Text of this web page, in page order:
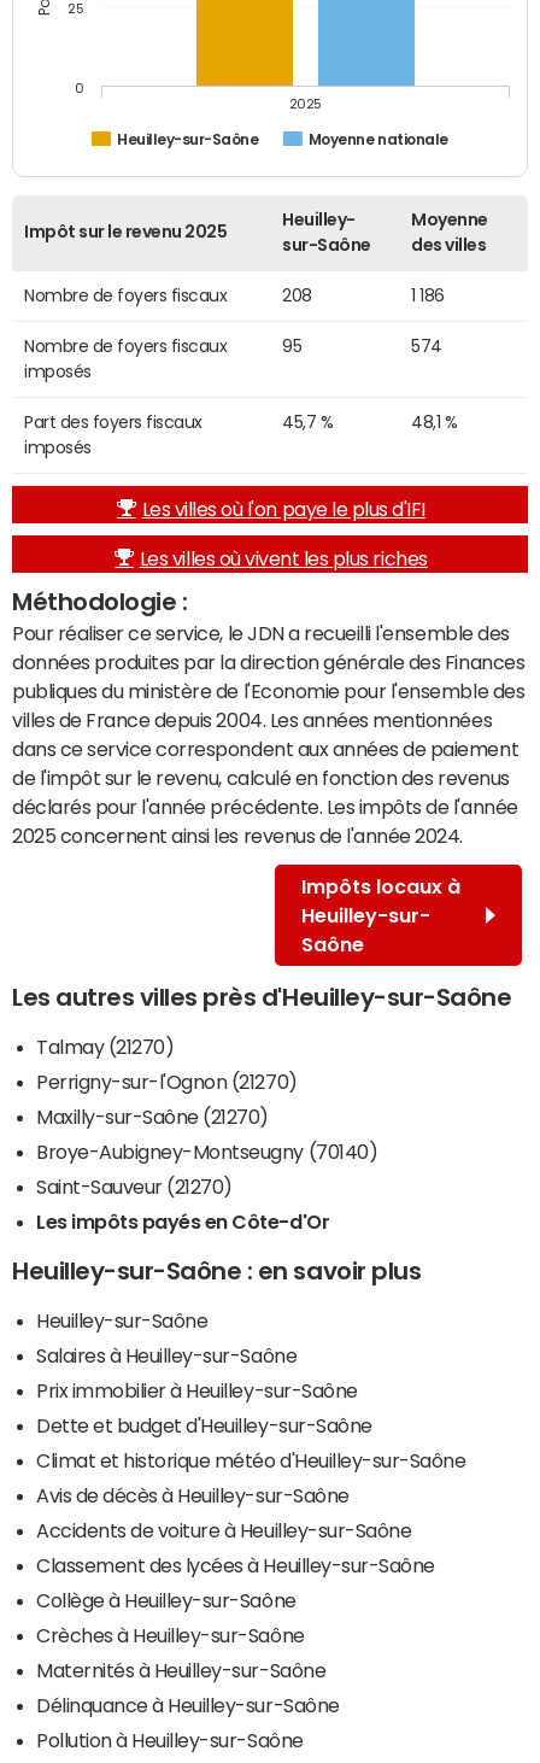
Heuilley-sur-Saône Moyenne nationale
2025
0
25
Impôt sur le revenu 2025
Heuilley-
sur-Saône
Moyenne
des villes
Nombre de foyers fiscaux 208 1 186
Nombre de foyers fiscaux
imposés
95 574
Part des foyers fiscaux
imposés
45,7 % 48,1 %
Les villes où l'on paye le plus d'IFI
Les villes où vivent les plus riches
Méthodologie :
Pour réaliser ce service, le JDN a recueilli l'ensemble des
données produites par la direction générale des Finances
publiques du ministère de l'Economie pour l'ensemble des
villes de France depuis 2004. Les années mentionnées
dans ce service correspondent aux années de paiement
de l'impôt sur le revenu, calculé en fonction des revenus
déclarés pour l'année précédente. Les impôts de l'année
2025 concernent ainsi les revenus de l'année 2024.
Impôts locaux à
Heuilley-sur-
Saône
Les autres villes près d'Heuilley-sur-Saône
Talmay (21270)
Perrigny-sur-l'Ognon (21270)
Maxilly-sur-Saône (21270)
Broye-Aubigney-Montseugny (70140)
Saint-Sauveur (21270)
Les impôts payés en Côte-d'Or
Heuilley-sur-Saône : en savoir plus
Heuilley-sur-Saône
Salaires à Heuilley-sur-Saône
Prix immobilier à Heuilley-sur-Saône
Dette et budget d'Heuilley-sur-Saône
Climat et historique météo d'Heuilley-sur-Saône
Avis de décès à Heuilley-sur-Saône
Accidents de voiture à Heuilley-sur-Saône
Classement des lycées à Heuilley-sur-Saône
Collège à Heuilley-sur-Saône
Crèches à Heuilley-sur-Saône
Maternités à Heuilley-sur-Saône
Délinquance à Heuilley-sur-Saône
Pollution à Heuilley-sur-Saône